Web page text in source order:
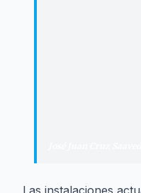
Las instalaciones